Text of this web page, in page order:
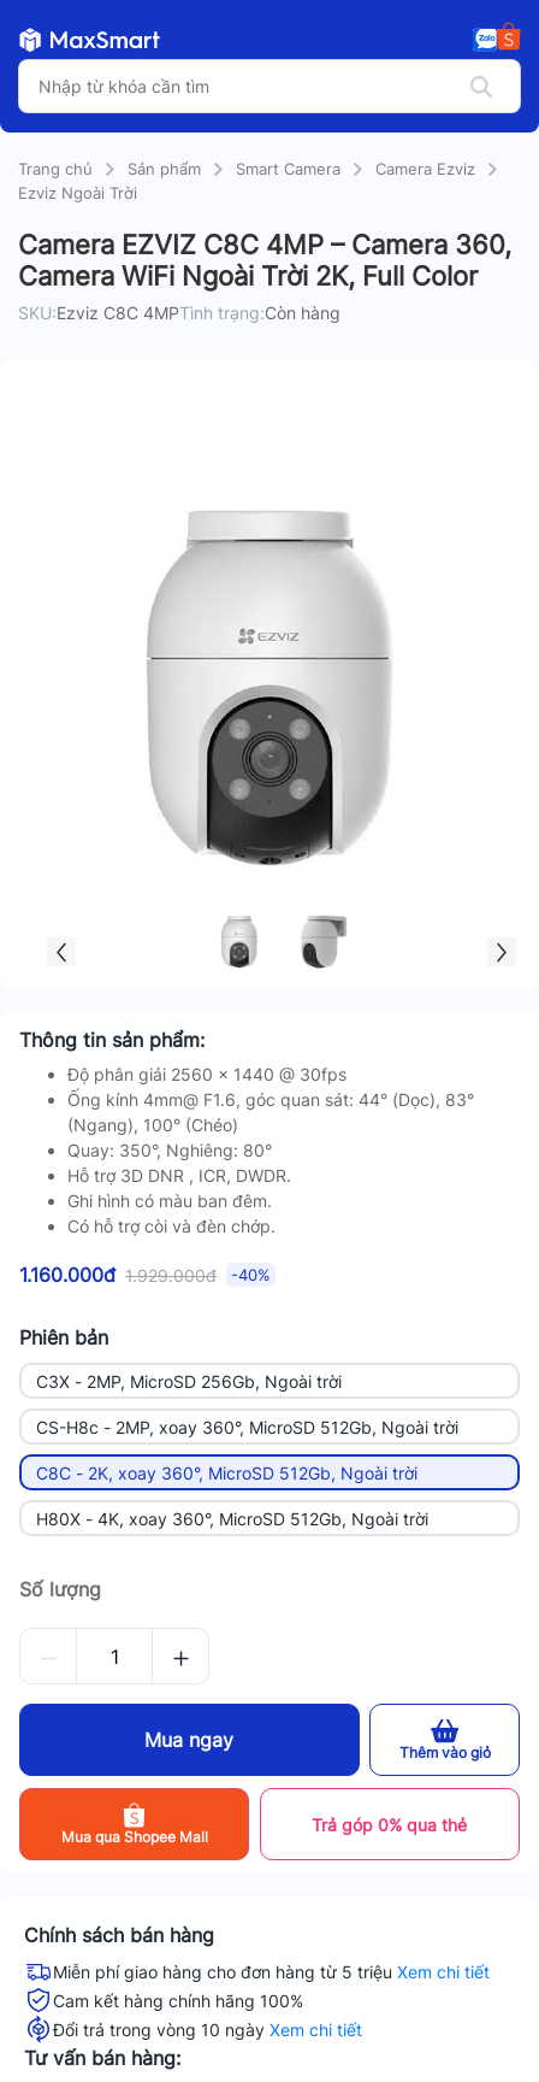
Trang chủ Sản phẩm Smart Camera
Camera Ezviz
Ezviz Ngoài Trời
Camera EZVIZ C8C 4MP – Camera 360,
Camera WiFi Ngoài Trời 2K, Full Color
SKU:Ezviz C8C 4MPTình trạng:Còn hàng
Thông tin sản phẩm:
Độ phân giải 2560 × 1440 @ 30fps
Ống kính 4mm@ F1.6, góc quan sát: 44° (Dọc), 83°
(Ngang), 100° (Chéo)
Quay: 350°, Nghiêng: 80°
Hỗ trợ 3D DNR , ICR, DWDR.
Ghi hình có màu ban đêm.
Có hỗ trợ còi và đèn chớp.
1.160.000đ 1.929.000đ -40%
Phiên bản
C3X - 2MP, MicroSD 256Gb, Ngoài trời
CS-H8c - 2MP, xoay 360°, MicroSD 512Gb, Ngoài trời
C8C - 2K, xoay 360°, MicroSD 512Gb, Ngoài trời
H80X - 4K, xoay 360°, MicroSD 512Gb, Ngoài trời
Số lượng
Mua ngay Thêm vào giỏ
Mua qua Shopee Mall
Trả góp 0% qua thẻ
Chính sách bán hàng
Miễn phí giao hàng cho đơn hàng từ 5 triệu Xem chi tiết
Cam kết hàng chính hãng 100%
Đổi trả trong vòng 10 ngày Xem chi tiết
Tư vấn bán hàng: